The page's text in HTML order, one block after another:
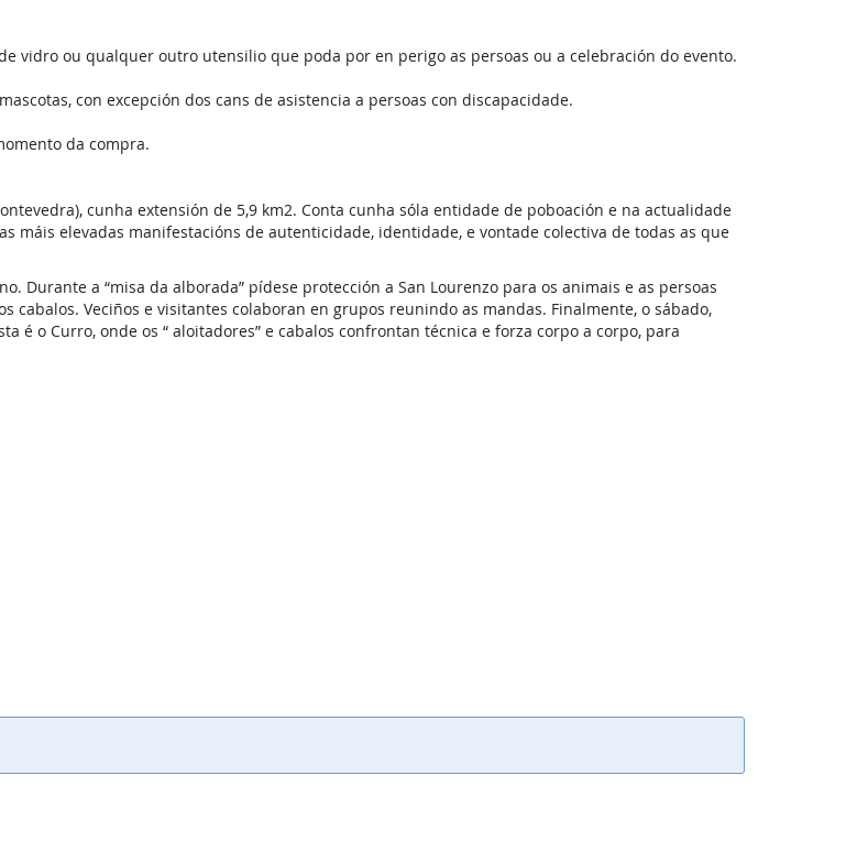
vidro ou qualquer outro utensilio que poda por en perigo as persoas ou a celebración do evento.
con excepción dos cans de asistencia a persoas con discapacidade.
da compra.
cunha extensión de 5,9 km2. Conta cunha sóla entidade de poboación e na actualidade
máis elevadas manifestacións de autenticidade, identidade, e vontade colectiva de todas as que
Durante a “misa da alborada” pídese protección a San Lourenzo para os animais e as persoas
Veciños e visitantes colaboran en grupos reunindo as mandas. Finalmente, o sábado,
é o Curro, onde os “ aloitadores” e cabalos confrontan técnica e forza corpo a corpo, para